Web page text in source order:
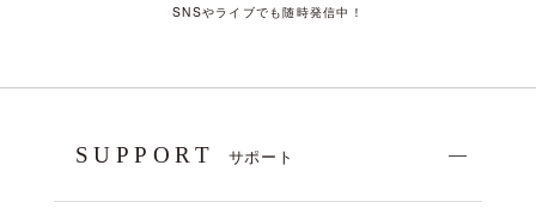
SNSやライブでも随時発信中！
SUPPORT サポート